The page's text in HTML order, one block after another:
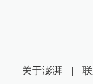
关于澎湃 |